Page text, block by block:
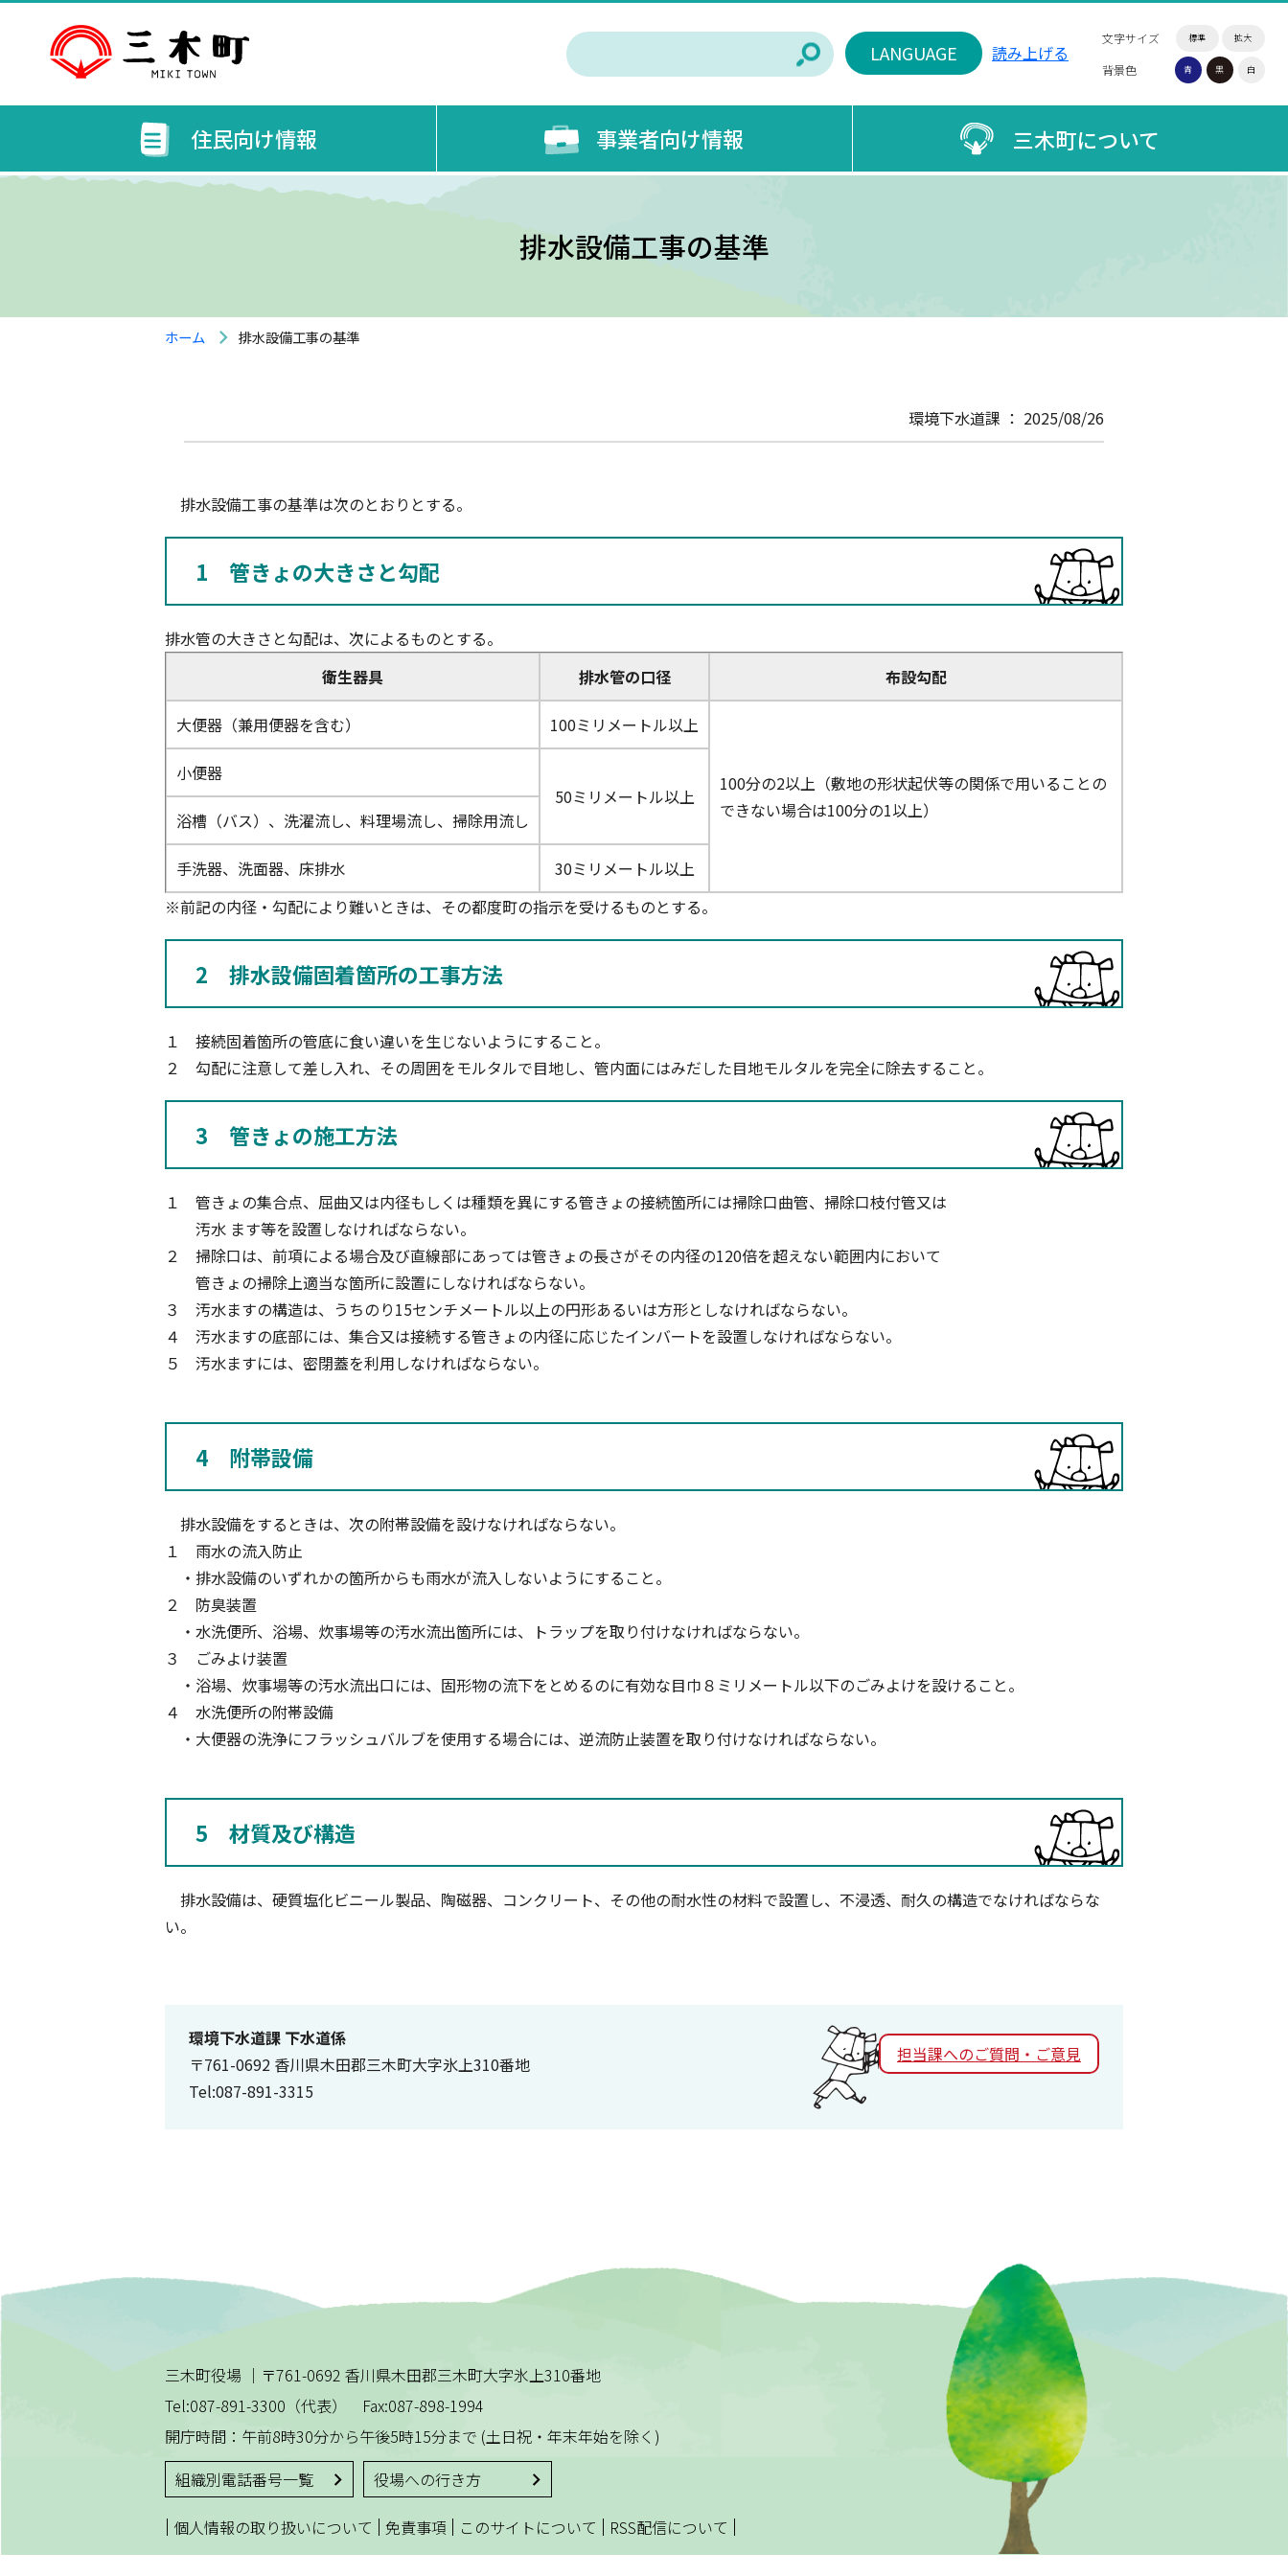
文字サイズ 標準 拡大
背景色 青 黒 白
読み上げる
LANGUAGE
住民向け情報 事業者向け情報 三木町について
排水設備工事の基準
ホーム 排水設備工事の基準
環境下水道課 ： 2025/08/26
排水設備工事の基準は次のとおりとする。
1 管きょの大きさと勾配
排水管の大きさと勾配は、次によるものとする。
衛生器具
排水管の口径 布設勾配
大便器（兼用便器を含む） 100ミリメートル以上
100分の2以上（敷地の形状起伏等の関係で用いることの
できない場合は100分の1以上）
小便器
50ミリメートル以上
浴槽（バス）、洗濯流し、料理場流し、掃除用流し
手洗器、洗面器、床排水
30ミリメートル以上
※前記の内径・勾配により難いときは、その都度町の指示を受けるものとする。
2 排水設備固着箇所の工事方法
１ 接続固着箇所の管底に食い違いを生じないようにすること。
２ 勾配に注意して差し入れ、その周囲をモルタルで目地し、管内面にはみだした目地モルタルを完全に除去すること。
3 管きょの施工方法
１ 管きょの集合点、屈曲又は内径もしくは種類を異にする管きょの接続箇所には掃除口曲管、掃除口枝付管又は
汚水 ます等を設置しなければならない。
２ 掃除口は、前項による場合及び直線部にあっては管きょの長さがその内径の120倍を超えない範囲内において
管きょの掃除上適当な箇所に設置にしなければならない。
３ 汚水ますの構造は、うちのり15センチメートル以上の円形あるいは方形としなければならない。
４ 汚水ますの底部には、集合又は接続する管きょの内径に応じたインバートを設置しなければならない。
５ 汚水ますには、密閉蓋を利用しなければならない。
4 附帯設備
排水設備をするときは、次の附帯設備を設けなければならない。
１ 雨水の流入防止
・排水設備のいずれかの箇所からも雨水が流入しないようにすること。
２ 防臭装置
・水洗便所、浴場、炊事場等の汚水流出箇所には、トラップを取り付けなければならない。
３ ごみよけ装置
・浴場、炊事場等の汚水流出口には、固形物の流下をとめるのに有効な目巾８ミリメートル以下のごみよけを設けること。
４ 水洗便所の附帯設備
・大便器の洗浄にフラッシュバルブを使用する場合には、逆流防止装置を取り付けなければならない。
5 材質及び構造
排水設備は、硬質塩化ビニール製品、陶磁器、コンクリート、その他の耐水性の材料で設置し、不浸透、耐久の構造でなければならな
い。
環境下水道課 下水道係
〒761-0692 香川県木田郡三木町大字氷上310番地
Tel:087-891-3315
担当課へのご質問・ご意見
三木町役場 ｜ 〒761-0692 香川県木田郡三木町大字氷上310番地
Tel:087-891-3300（代表） Fax:087-898-1994
開庁時間：午前8時30分から午後5時15分まで (土日祝・年末年始を除く)
組織別電話番号一覧
役場への行き方
| 個人情報の取り扱いについて | 免責事項 | このサイトについて | RSS配信について |